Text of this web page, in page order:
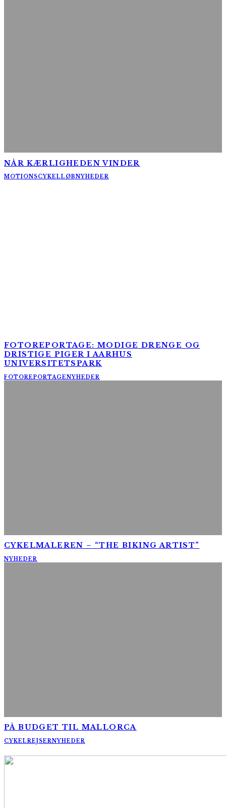
NÅR KÆRLIGHEDEN VINDER
MOTIONSCYKELLØBNYHEDER
FOTOREPORTAGE: MODIGE DRENGE OG
DRISTIGE PIGER I AARHUS
UNIVERSITETSPARK
FOTOREPORTAGENYHEDER
CYKELMALEREN – “THE BIKING ARTIST”
NYHEDER
PÅ BUDGET TIL MALLORCA
CYKELREJSERNYHEDER